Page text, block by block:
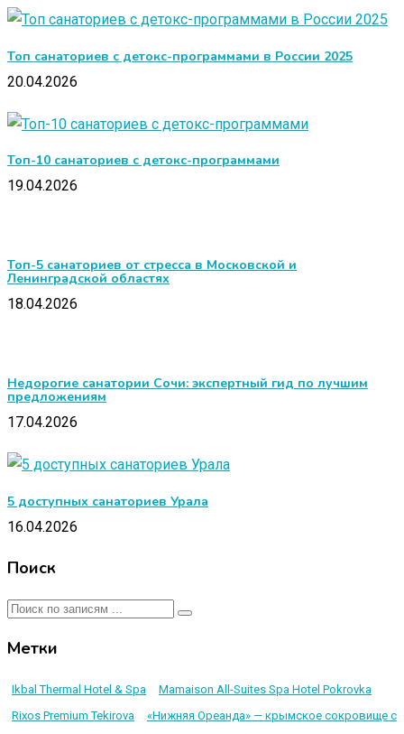
Топ санаториев с детокс-программами в России 2025
20.04.2026
Топ-10 санаториев с детокс-программами
19.04.2026
Топ-5 санаториев от стресса в Московской и
Ленинградской областях
18.04.2026
Недорогие санатории Сочи: экспертный гид по лучшим
предложениям
17.04.2026
5 доступных санаториев Урала
16.04.2026
Поиск
Метки
Ikbal Thermal Hotel & Spa
Mamaison All-Suites Spa Hotel Pokrovka
Rixos Premium Tekirova
«Нижняя Ореанда» — крымское сокровище с